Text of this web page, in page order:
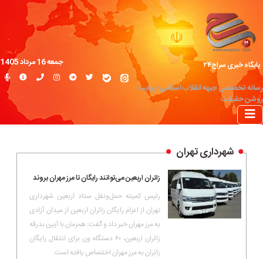
پایگاه خبری سراج۲۴
رسانه تخصصی جبهه انقلاب اسلامی؛ روایت
روشن حقیقت
جمعه 16 مرداد 1405
شهرداری تهران
زائران اربعین می‌توانند رایگان تا مرز مهران بروند
رئیس کمیته حمل‌ونقل ستاد اربعین شهرداری
تهران از اعزام رایگان زائران اربعین از میدان آزادی
به مرز مهران خبر داد و گفت: همزمان با آیین بدرقه
زائران اربعین، ۶۰ دستگاه ون برای انتقال رایگان
زائران به مرز مهران اختصاص یافته است.